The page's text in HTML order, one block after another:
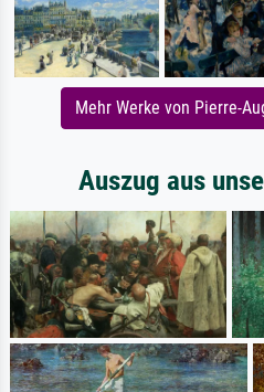
Mehr Werke von Pierre-
Auszug aus